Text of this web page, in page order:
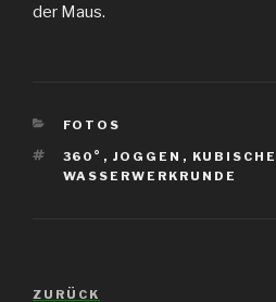
der Maus.
KATEGORIEN
FOTOS
SCHLAGWÖRTER
360° , JOGGEN ,
WASSERWERKRUNDE
Beitrags-
Vorheriger
ZURÜCK